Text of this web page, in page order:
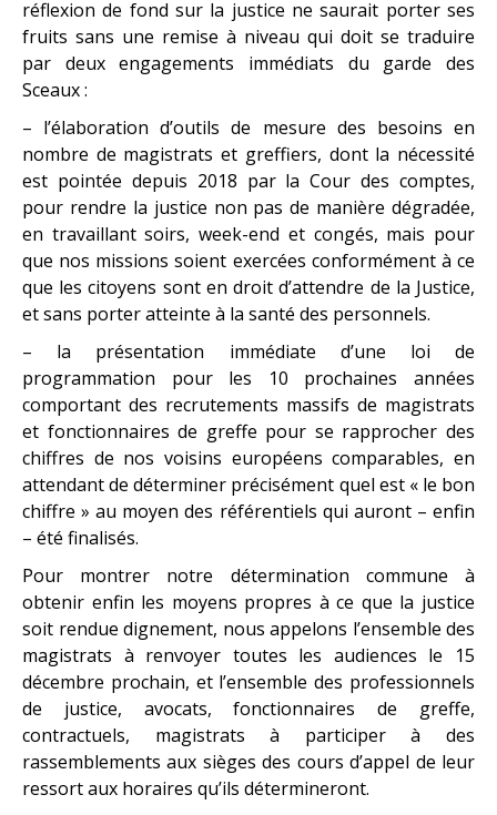
réflexion de fond sur la justice ne saurait porter ses
fruits sans une remise à niveau qui doit se traduire
par deux engagements immédiats du garde des
Sceaux :
– l’élaboration d’outils de mesure des besoins en
nombre de magistrats et greffiers, dont la nécessité
est pointée depuis 2018 par la Cour des comptes,
pour rendre la justice non pas de manière dégradée,
en travaillant soirs, week-end et congés, mais pour
que nos missions soient exercées conformément à ce
que les citoyens sont en droit d’attendre de la Justice,
et sans porter atteinte à la santé des personnels.
– la présentation immédiate d’une loi de
programmation pour les 10 prochaines années
comportant des recrutements massifs de magistrats
et fonctionnaires de greffe pour se rapprocher des
chiffres de nos voisins européens comparables, en
attendant de déterminer précisément quel est « le bon
chiffre » au moyen des référentiels qui auront – enfin
– été finalisés.
Pour montrer notre détermination commune à
obtenir enfin les moyens propres à ce que la justice
soit rendue dignement, nous appelons l’ensemble des
magistrats à renvoyer toutes les audiences le 15
décembre prochain, et l’ensemble des professionnels
de justice, avocats, fonctionnaires de greffe,
contractuels, magistrats à participer à des
rassemblements aux sièges des cours d’appel de leur
ressort aux horaires qu’ils détermineront.